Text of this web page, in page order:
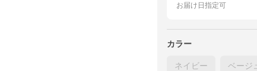
お届け日指定可
カラー
ネイビー ベージ